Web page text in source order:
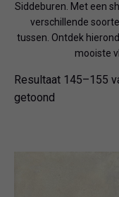
Siddeburen. Met een
verschillende
tussen. Ontdek
mooiste
Resultaat 145–155
getoond